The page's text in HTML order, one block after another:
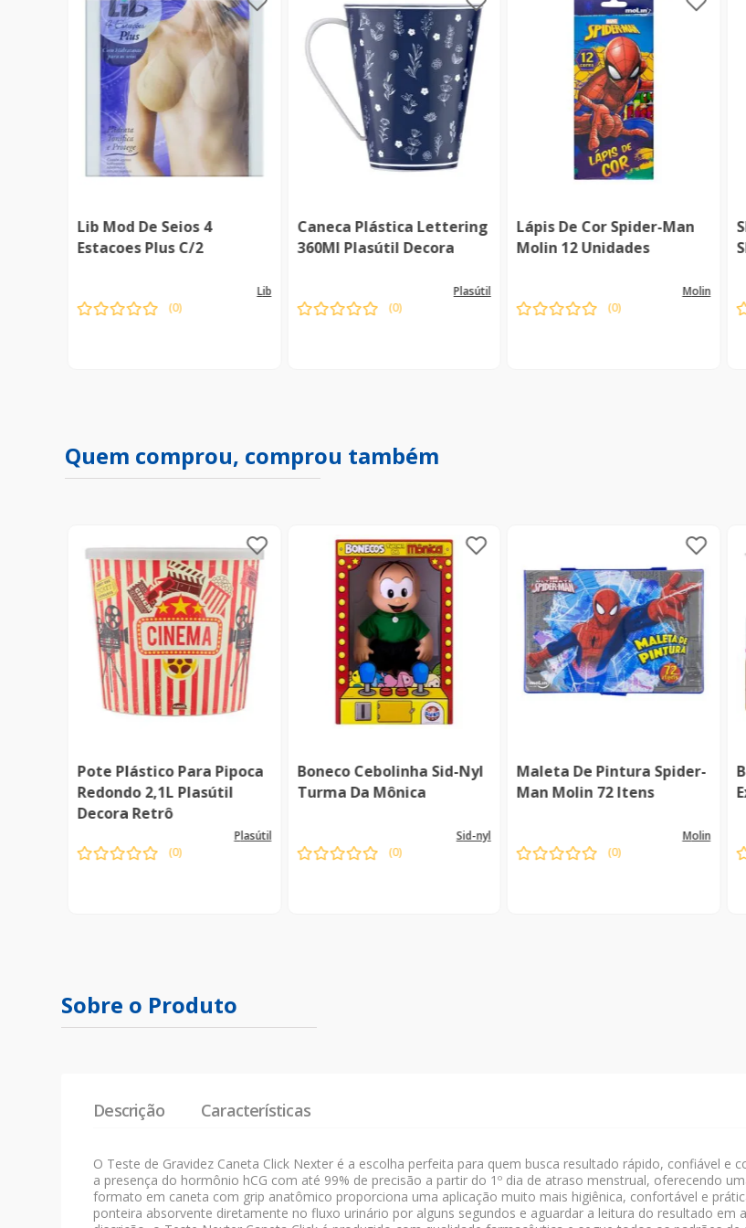
Lib Mod De Seios 4
Estacoes Plus C/2
lib
(0)
Caneca Plástica Lettering
360Ml Plasútil Decora
plasútil
(0)
Lápis De Cor Spider-Man
Molin 12 Unidades
molin
(0)
Quem comprou, comprou também
Pote Plástico Para Pipoca
Redondo 2,1L Plasútil
Decora Retrô
plasútil
(0)
Boneco Cebolinha Sid-Nyl
Turma Da Mônica
sid-nyl
(0)
Maleta De Pintura Spider-
Man Molin 72 Itens
molin
(0)
Sobre o Produto
Descrição Características
O Teste de Gravidez Caneta Click Nexter é a escolha perfeita para quem busca resultado rápido, confiável e
a presença do hormônio hCG com até 99% de precisão a partir do 1º dia de atraso menstrual, oferecendo
formato em caneta com grip anatômico proporciona uma aplicação muito mais higiênica, confortável e
ponteira absorvente diretamente no fluxo urinário por alguns segundos e aguardar a leitura do resultado em